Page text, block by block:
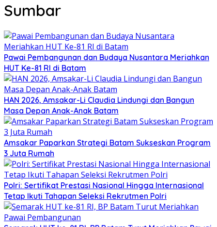
Sumbar
Pawai Pembangunan dan Budaya Nusantara Meriahkan
HUT Ke-81 RI di Batam
HAN 2026, Amsakar-Li Claudia Lindungi dan Bangun
Masa Depan Anak-Anak Batam
Amsakar Paparkan Strategi Batam Sukseskan Program
3 Juta Rumah
Polri: Sertifikat Prestasi Nasional Hingga Internasional
Tetap Ikuti Tahapan Seleksi Rekrutmen Polri